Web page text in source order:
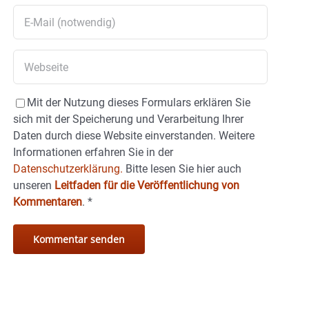
Mit der Nutzung dieses Formulars erklären Sie
sich mit der Speicherung und Verarbeitung Ihrer
Daten durch diese Website einverstanden. Weitere
Informationen erfahren Sie in der
Datenschutzerklärung. Bitte lesen Sie hier auch
unseren Leitfaden für die Veröffentlichung von
Kommentaren. *